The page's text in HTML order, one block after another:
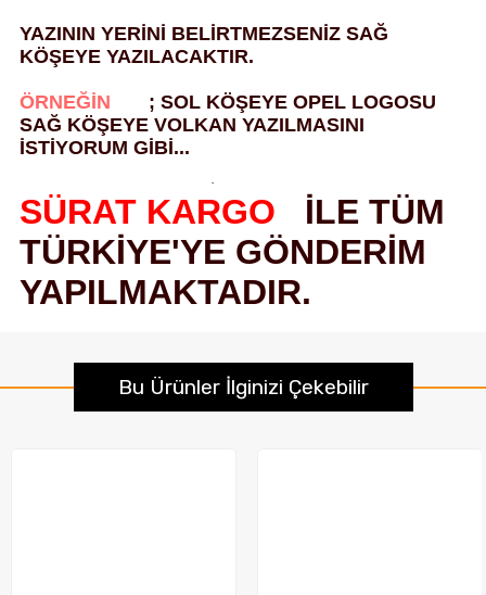
YAZININ YERİNİ BELİRTMEZSENİZ SAĞ
KÖŞEYE YAZILACAKTIR.
ÖRNEĞİN
; SOL KÖŞEYE OPEL LOGOSU
SAĞ KÖŞEYE VOLKAN YAZILMASINI
İSTİYORUM GİBİ...
·
SÜRAT KARGO
İLE TÜM
TÜRKİYE'YE GÖNDERİM
YAPILMAKTADIR.
Bu Ürünler İlginizi Çekebilir